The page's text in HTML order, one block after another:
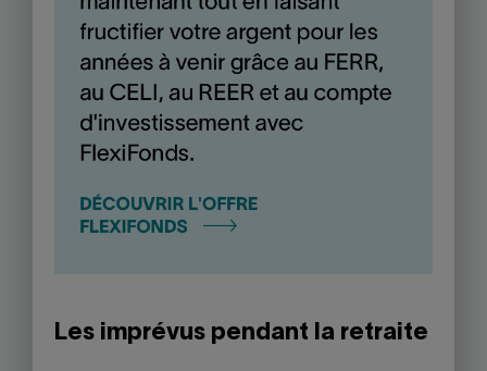
Les imprévus pendant la retraite